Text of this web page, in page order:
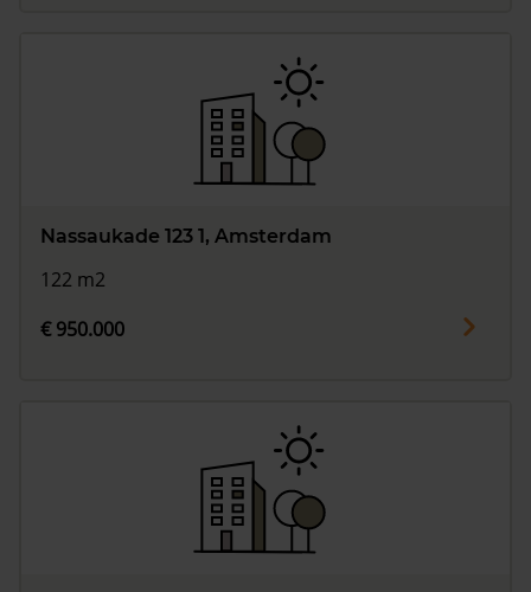
Nassaukade 123 1, Amsterdam
122 m2
€ 950.000